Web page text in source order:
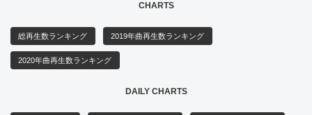
CHARTS
総再生数ランキング 2019年曲再生数ランキング
2020年曲再生数ランキング
DAILY CHARTS